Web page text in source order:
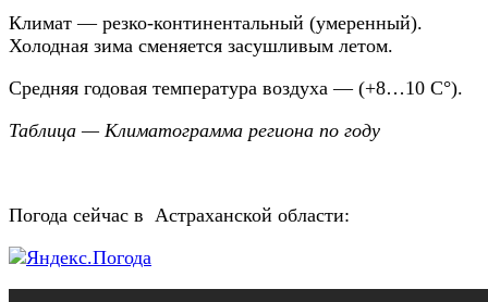
Климат — резко-континентальный (умеренный).
Холодная зима сменяется засушливым летом.
Средняя годовая температура воздуха — (+8…10 С°).
Таблица — Климатограмма региона по году
Погода сейчас в Астраханской области: